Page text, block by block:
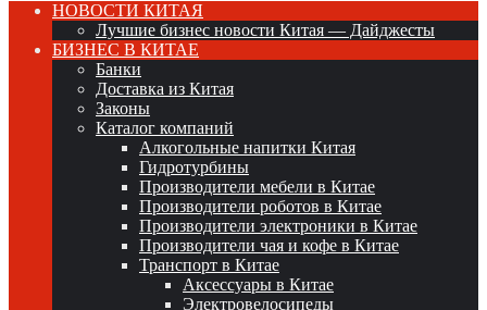
НОВОСТИ КИТАЯ
Лучшие бизнес новости Китая — Дайджесты
БИЗНЕС В КИТАЕ
Банки
Доставка из Китая
Законы
Каталог компаний
Алкогольные напитки Китая
Гидротурбины
Производители мебели в Китае
Производители роботов в Китае
Производители электроники в Китае
Производители чая и кофе в Китае
Транспорт в Китае
Аксессуары в Китае
Электровелосипеды